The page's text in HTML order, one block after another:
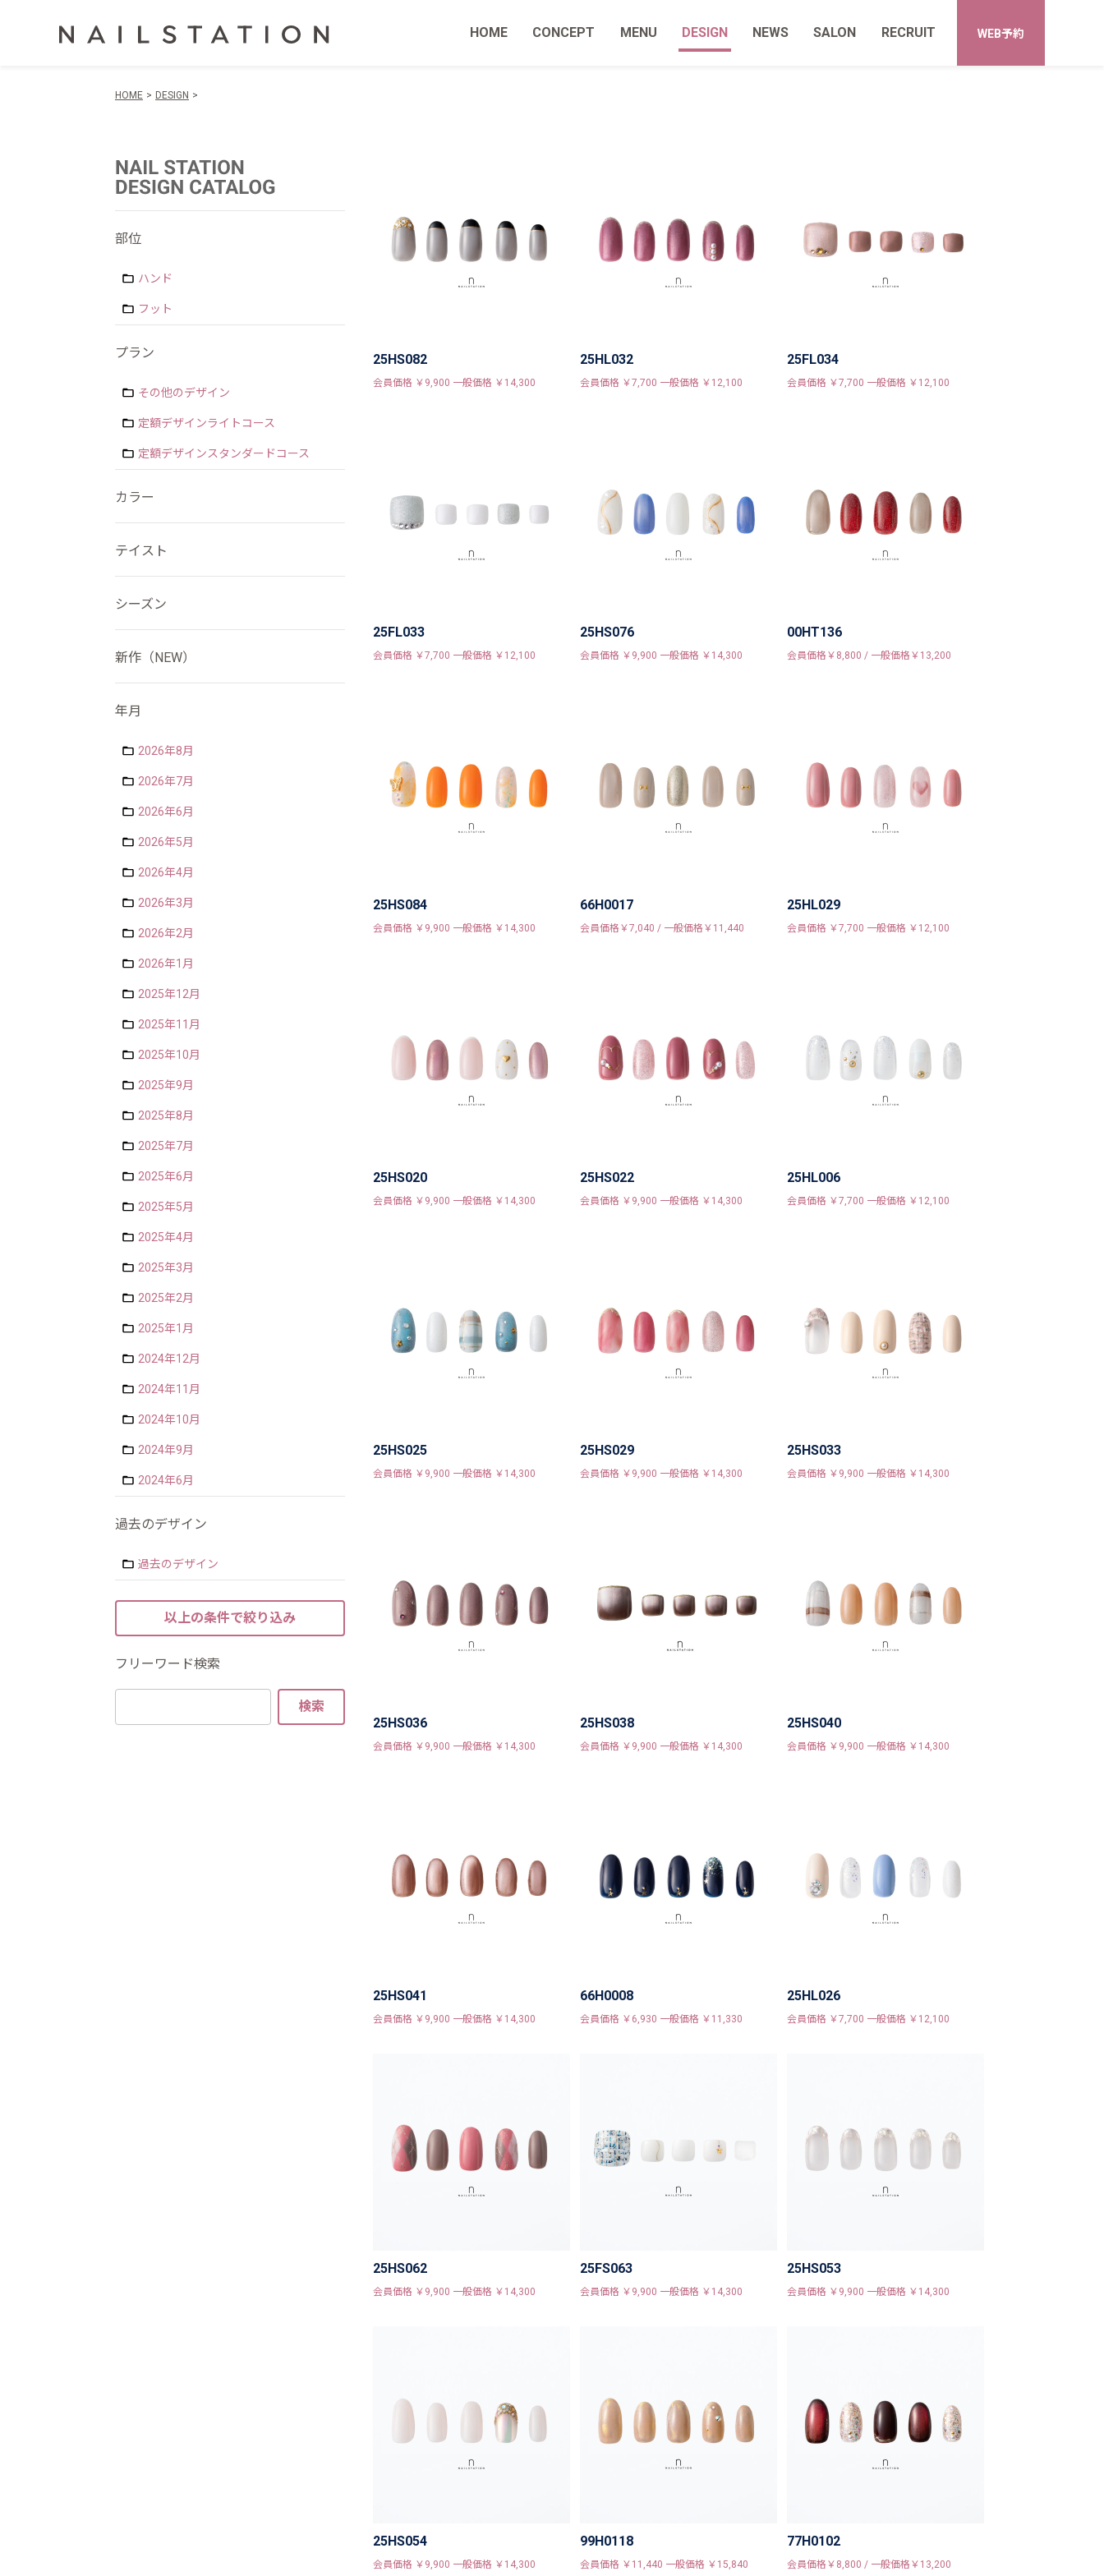
HOME CONCEPT MENU DESIGN NEWS SALON RECRUIT WEB予約
HOME DESIGN
部位
ハンド
フット
プラン
その他のデザイン
定額デザインライトコース
定額デザインスタンダードコース
カラー
テイスト
シーズン
新作（NEW）
年月
2026年8月
2026年7月
2026年6月
2026年5月
2026年4月
2026年3月
2026年2月
2026年1月
2025年12月
2025年11月
2025年10月
2025年9月
2025年8月
2025年7月
2025年6月
2025年5月
2025年4月
2025年3月
2025年2月
2025年1月
2024年12月
2024年11月
2024年10月
2024年9月
2024年6月
過去のデザイン
過去のデザイン
フリーワード検索
25HS082
会員価格 ￥9,900 一般価格 ￥14,300
25HL032
会員価格 ￥7,700 一般価格 ￥12,100
25FL034
会員価格 ￥7,700 一般価格 ￥12,100
25FL033
会員価格 ￥7,700 一般価格 ￥12,100
25HS076
会員価格 ￥9,900 一般価格 ￥14,300
00HT136
会員価格￥8,800 / 一般価格￥13,200
25HS084
会員価格 ￥9,900 一般価格 ￥14,300
66H0017
会員価格￥7,040 / 一般価格￥11,440
25HL029
会員価格 ￥7,700 一般価格 ￥12,100
25HS020
会員価格 ￥9,900 一般価格 ￥14,300
25HS022
会員価格 ￥9,900 一般価格 ￥14,300
25HL006
会員価格 ￥7,700 一般価格 ￥12,100
25HS025
会員価格 ￥9,900 一般価格 ￥14,300
25HS029
会員価格 ￥9,900 一般価格 ￥14,300
25HS033
会員価格 ￥9,900 一般価格 ￥14,300
25HS036
会員価格 ￥9,900 一般価格 ￥14,300
25HS038
会員価格 ￥9,900 一般価格 ￥14,300
25HS040
会員価格 ￥9,900 一般価格 ￥14,300
25HS041
会員価格 ￥9,900 一般価格 ￥14,300
66H0008
会員価格 ￥6,930 一般価格 ￥11,330
25HL026
会員価格 ￥7,700 一般価格 ￥12,100
25HS062
会員価格 ￥9,900 一般価格 ￥14,300
25FS063
会員価格 ￥9,900 一般価格 ￥14,300
25HS053
会員価格 ￥9,900 一般価格 ￥14,300
25HS054
会員価格 ￥9,900 一般価格 ￥14,300
99H0118
会員価格 ￥11,440 一般価格 ￥15,840
77H0102
会員価格￥8,800 / 一般価格￥13,200